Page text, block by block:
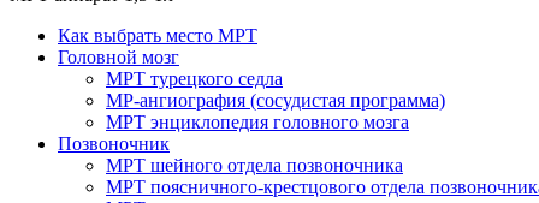
Как выбрать место МРТ
Головной мозг
МРТ турецкого седла
МР-ангиография (сосудистая программа)
МРТ энциклопедия головного мозга
Позвоночник
МРТ шейного отдела позвоночника
МРТ поясничного-крестцового отдела